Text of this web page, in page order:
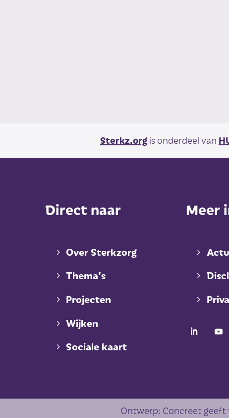
Sterkz.orgis onderdeel van
Direct naar
Over Sterkzorg
Thema's
Projecten
Wijken
Sociale kaart
Meer
Ontwerp: Concreet geeft